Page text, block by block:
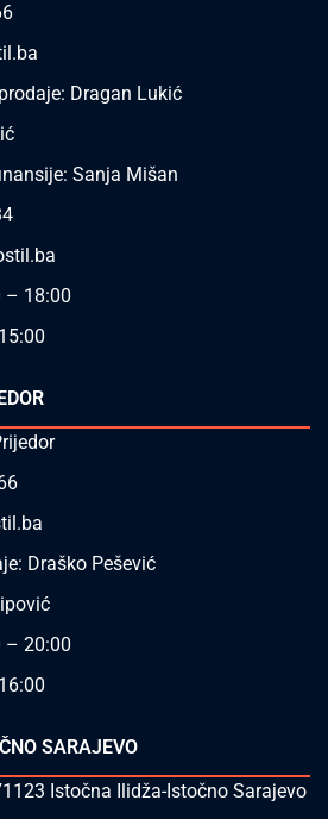
Dragan Lukić
Sanja Mišan
– 18:00
Draško Pešević
– 20:00
SARAJEVO
Istočna Ilidža-Istočno Sarajevo